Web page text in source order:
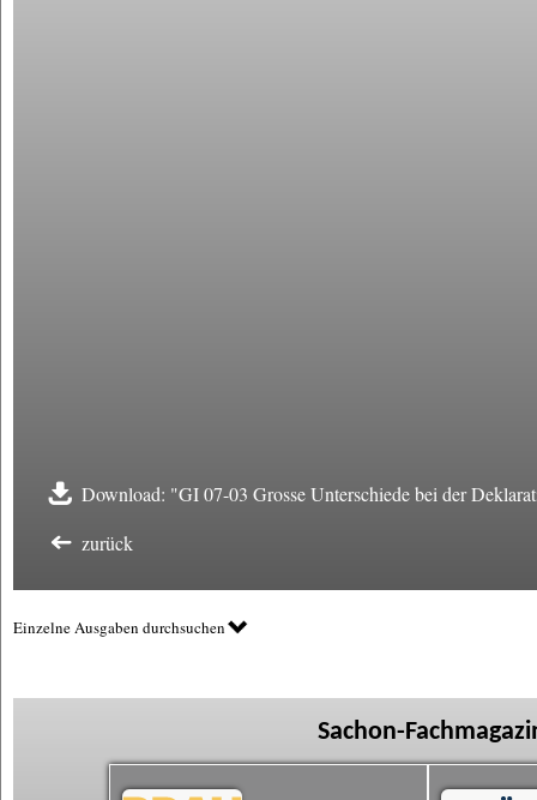
Download: "GI 07-03 Grosse Unterschiede bei der
zurück
Einzelne Ausgaben durchsuchen
Sachon-